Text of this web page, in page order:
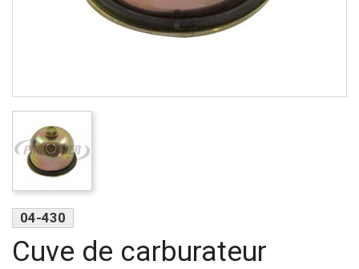
04-430
Cuve de carburateur